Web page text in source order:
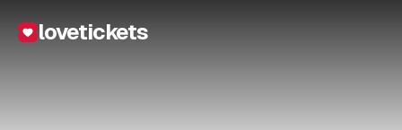
lovetickets